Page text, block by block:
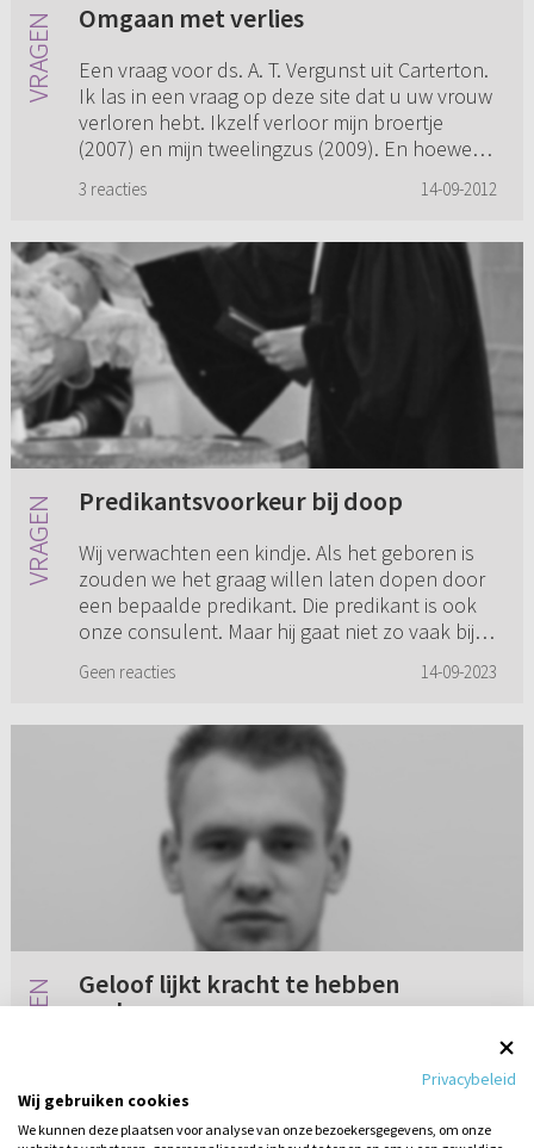
Omgaan met verlies
Een vraag voor ds. A. T. Vergunst uit Carterton.
Ik las in een vraag op deze site dat u uw vrouw
verloren hebt. Ikzelf verloor mijn broertje
(2007) en mijn tweelingzus (2009). En hoewel
3 reacties 14-09-2012
Predikantsvoorkeur bij doop
Wij verwachten een kindje. Als het geboren is
zouden we het graag willen laten dopen door
een bepaalde predikant. Die predikant is ook
onze consulent. Maar hij gaat niet zo vaak bij
Geen reacties 14-09-2023
Geloof lijkt kracht te hebben
verloren
Het geloof lijkt zijn kracht te hebben verloren.
De afgelopen jaren ben ik veel op zoek
geweest naar de kern van het christelijke
Privacybeleid
Wij gebruiken cookies
We kunnen deze plaatsen voor analyse van onze bezoekersgegevens, om onze